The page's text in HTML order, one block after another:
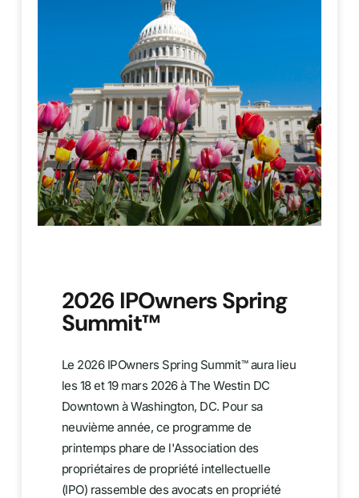
2026 IPOwners Spring
Summit™
Le 2026 IPOwners Spring Summit™ aura lieu
les 18 et 19 mars 2026 à The Westin DC
Downtown à Washington, DC. Pour sa
neuvième année, ce programme de
printemps phare de l'Association des
propriétaires de propriété intellectuelle
(IPO) rassemble des avocats en propriété